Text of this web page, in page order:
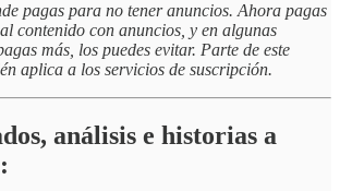
pagas para no tener anuncios. Ahora pagas
contenido con anuncios, y en algunas
más, los puedes evitar. Parte de este
aplica a los servicios de suscripción.
análisis e historias a